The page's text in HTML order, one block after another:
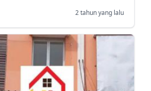
2 tahun yang lalu